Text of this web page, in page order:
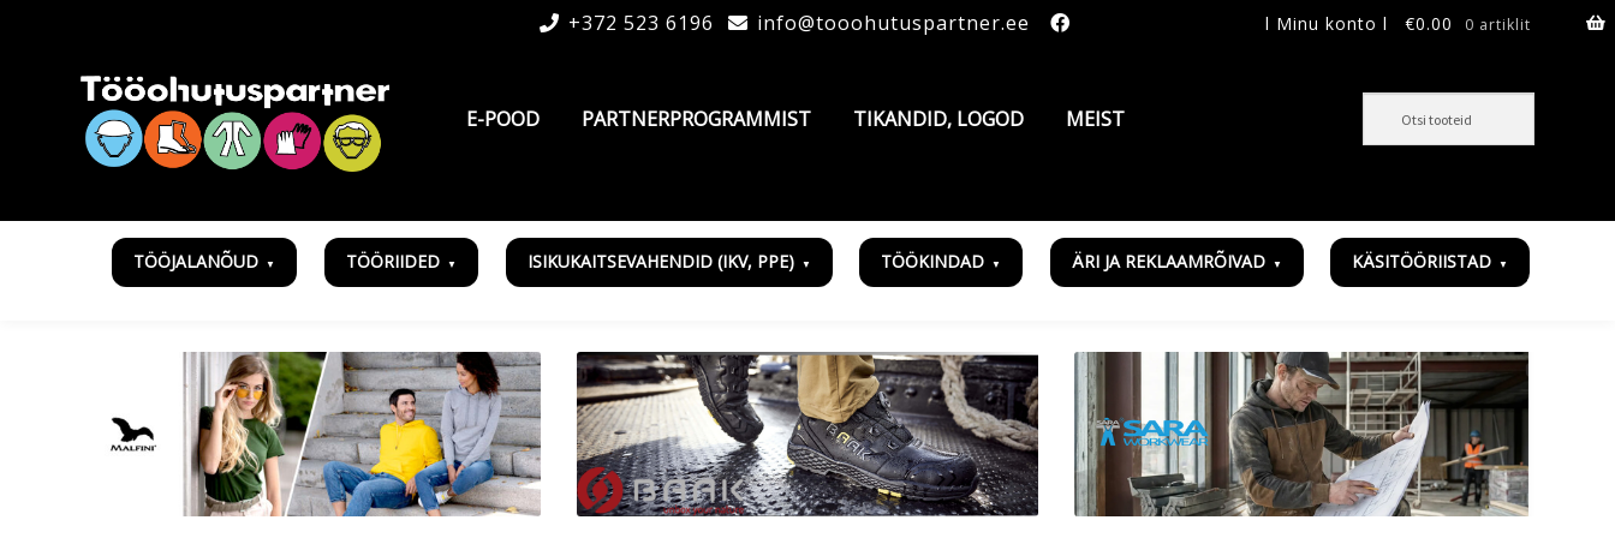
€0.00 0 artiklit
+372 523 6196 info@tooohutuspartner.ee l Minu konto l
E-POOD PARTNERPROGRAMMIST TIKANDID, LOGOD MEIST
TÖÖJALANÕUD TÖÖRIIDED ISIKUKAITSEVAHENDID (IKV, PPE) TÖÖKINDAD ÄRI JA REKLAAMRÕIVAD KÄSITÖÖRIISTAD